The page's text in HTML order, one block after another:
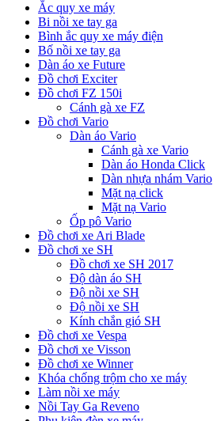
Ắc quy xe máy
Bi nồi xe tay ga
Bình ắc quy xe máy điện
Bố nồi xe tay ga
Dàn áo xe Future
Đồ chơi Exciter
Đồ chơi FZ 150i
Cánh gà xe FZ
Đồ chơi Vario
Dàn áo Vario
Cánh gà xe Vario
Dàn áo Honda Click
Dàn nhựa nhám Vario
Mặt nạ click
Mặt nạ Vario
Ốp pô Vario
Đồ chơi xe Ari Blade
Đồ chơi xe SH
Đồ chơi xe SH 2017
Độ dàn áo SH
Độ nồi xe SH
Độ nồi xe SH
Kính chắn gió SH
Đồ chơi xe Vespa
Đồ chơi xe Visson
Đồ chơi xe Winner
Khóa chống trộm cho xe máy
Làm nồi xe máy
Nồi Tay Ga Reveno